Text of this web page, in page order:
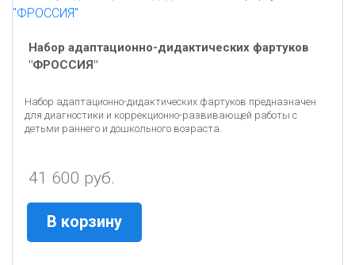
Набор адаптационно-дидактических фартуков
"ФРОССИЯ"
Набор адаптационно-дидактических фартуков предназначен
для диагностики и коррекционно-развивающей работы с
детьми раннего и дошкольного возраста.
41 600 руб.
В корзину